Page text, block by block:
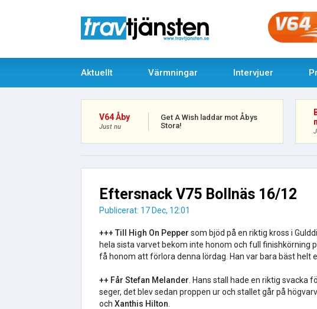
Aktuellt Värmningar Intervjuer
V64 Åby
Just nu
Get A Wish laddar mot Åbys
Stora!
Eftersnack V75 Bollnäs 16/12
Publicerat: 17 Dec, 12:01
+++ Till High On Pepper som bjöd på en riktig kross i
hela sista varvet bekom inte honom och full finishkörning
få honom att förlora denna lördag. Han var bara bäst helt
++ Får Stefan Melander . Hans stall hade en riktig
seger, det blev sedan proppen ur och stallet går på
och Xanthis Hilton